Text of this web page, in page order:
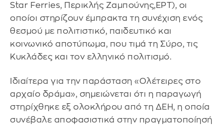
Star Ferries, Περικλής Ζαμπούνης,ΕΡΤ), οι
οποίοι στηρίζουν έμπρακτα τη συνέχιση ενός
θεσμού με πολιτιστικό, παιδευτικό και
κοινωνικό αποτύπωμα, που τιμά τη Σύρο, τις
Κυκλάδες και τον ελληνικό πολιτισμό.
Ιδιαίτερα για την παράσταση «Ολέτειρες στο
αρχαίο δράμα», σημειώνεται ότι η παραγωγή
στηρίχθηκε εξ ολοκλήρου από τη ΔΕΗ, η οποία
συνέβαλε αποφασιστικά στην πραγματοποίησή